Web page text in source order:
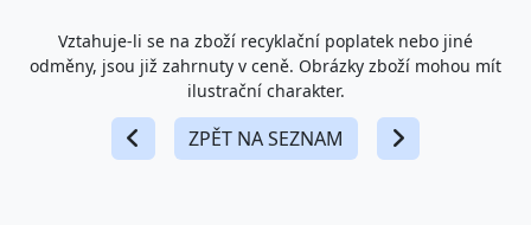
Vztahuje-li se na zboží recyklační poplatek nebo jiné
odměny, jsou již zahrnuty v ceně. Obrázky zboží mohou mít
ilustrační charakter.
ZPĚT NA SEZNAM